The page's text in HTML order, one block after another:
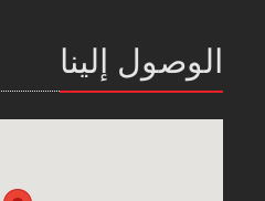
الوصول إلينا